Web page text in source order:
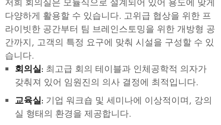
저희 회의실은 모듈식으로 설계되어 있어 용도에 맞게
다양하게 활용할 수 있습니다. 고위급 협상을 위한 프
라이빗한 공간부터 팀 브레인스토밍을 위한 개방형 공
간까지, 고객의 특정 요구에 맞춰 시설을 구성할 수 있
습니다.
회의실: 최고급 회의 테이블과 인체공학적 의자가
갖춰져 있어 임원진의 의사 결정에 최적입니다.
교육실: 기업 워크숍 및 세미나에 이상적이며, 강의
실 형태의 환경을 제공합니다.